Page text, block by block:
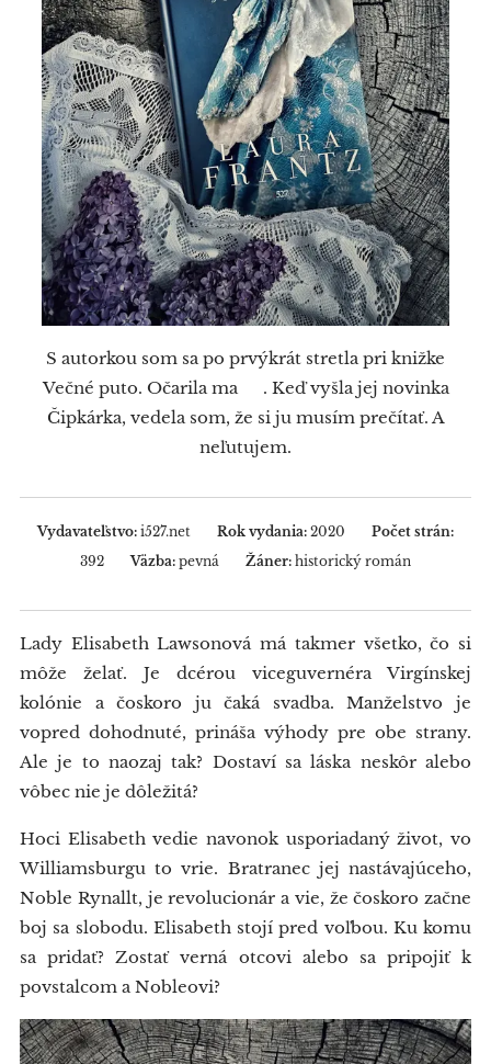
S autorkou som sa po prvýkrát stretla pri knižke
Večné puto. Očarila ma ❤. Keď vyšla jej novinka
Čipkárka, vedela som, že si ju musím prečítať. A
neľutujem.
Vydavateľstvo: i527.net Rok vydania: 2020 Počet strán:
392
Väzba: pevná Žáner: historický román
Lady Elisabeth Lawsonová má takmer všetko, čo si
môže želať. Je dcérou viceguvernéra Virgínskej
kolónie a čoskoro ju čaká svadba. Manželstvo je
vopred dohodnuté, prináša výhody pre obe strany.
Ale je to naozaj tak? Dostaví sa láska neskôr alebo
vôbec nie je dôležitá?
Hoci Elisabeth vedie navonok usporiadaný život, vo
Williamsburgu to vrie. Bratranec jej nastávajúceho,
Noble Rynallt, je revolucionár a vie, že čoskoro začne
boj sa slobodu. Elisabeth stojí pred voľbou. Ku komu
sa pridať? Zostať verná otcovi alebo sa pripojiť k
povstalcom a Nobleovi?